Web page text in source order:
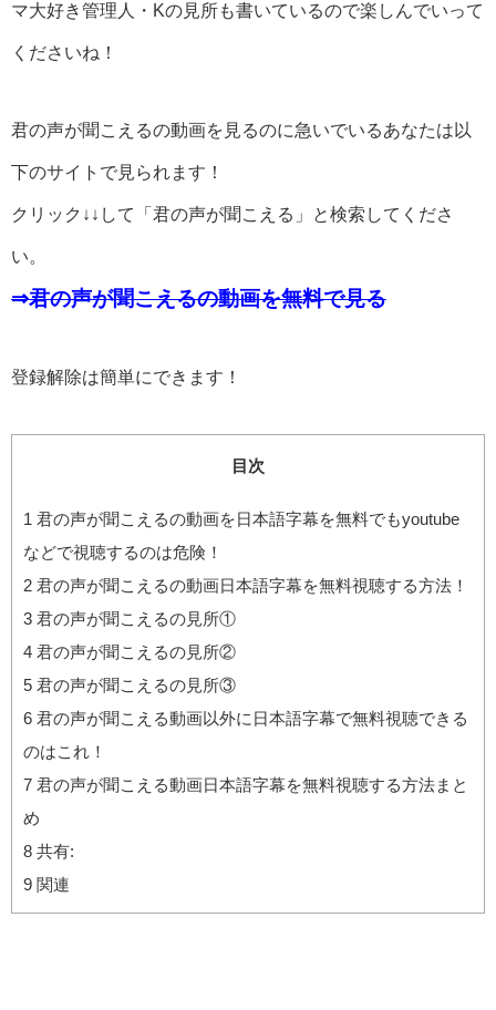
マ大好き管理人・Kの見所も書いているので楽しんでいって
くださいね！
君の声が聞こえるの動画を見るのに急いでいるあなたは以
下のサイトで見られます！
クリック↓↓して「君の声が聞こえる」と検索してくださ
い。
⇒君の声が聞こえるの動画を無料で見る
登録解除は簡単にできます！
目次
1 君の声が聞こえるの動画を日本語字幕を無料でもyoutube
などで視聴するのは危険！
2 君の声が聞こえるの動画日本語字幕を無料視聴する方法！
3 君の声が聞こえるの見所①
4 君の声が聞こえるの見所②
5 君の声が聞こえるの見所③
6 君の声が聞こえる動画以外に日本語字幕で無料視聴できる
のはこれ！
7 君の声が聞こえる動画日本語字幕を無料視聴する方法まと
め
8 共有:
9 関連